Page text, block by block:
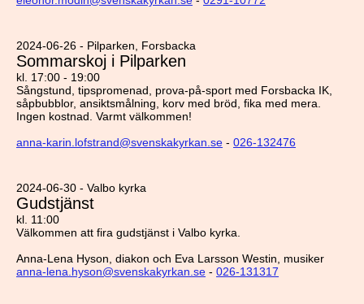
2024-06-26 - Pilparken, Forsbacka
Sommarskoj i Pilparken
kl. 17:00 - 19:00
Sångstund, tipspromenad, prova-på-sport med Forsbacka IK,
såpbubblor, ansiktsmålning, korv med bröd, fika med mera.
Ingen kostnad. Varmt välkommen!
anna-karin.lofstrand@svenskakyrkan.se - 026-132476
2024-06-30 - Valbo kyrka
Gudstjänst
kl. 11:00
Välkommen att fira gudstjänst i Valbo kyrka.
Anna-Lena Hyson, diakon och Eva Larsson Westin, musiker
anna-lena.hyson@svenskakyrkan.se - 026-131317